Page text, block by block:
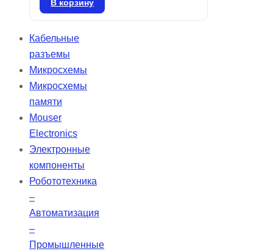
внедряя передовые технологии,
рекомендаций, а наличие
поддержку и независимость.
В корзину
Кабельные
разъемы
Микросхемы
Микросхемы
памяти
Mouser
Electronics
Электронные
компоненты
Робототехника
–
Автоматизация
–
Промышленные